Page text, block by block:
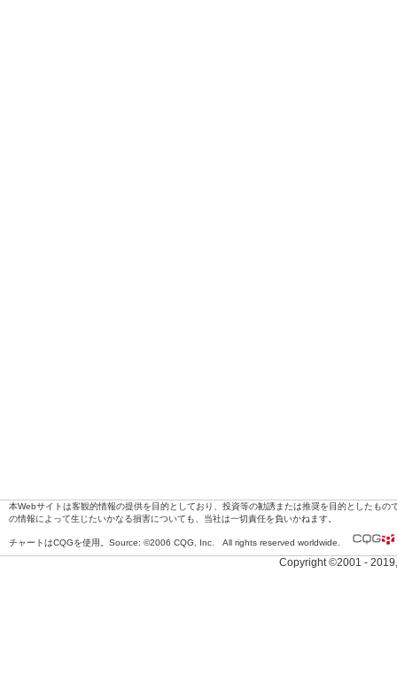
本Webサイトは客観的情報の提供を目的としており、投資等の勧誘または推奨を目的としたも
の情報によって生じたいかなる損害についても、当社は一切責任を負いかねます。
チャートはCQGを使用。Source: ©2006 CQG, Inc. All rights reserved worldwide.
Copyright ©2001 -